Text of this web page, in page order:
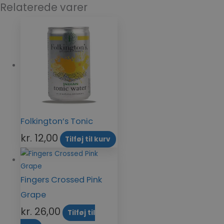
Relaterede varer
Folkington’s Tonic
kr. 12,00 Tilføj til kurv
Fingers Crossed Pink
Grape
kr. 26,00
Tilføj til